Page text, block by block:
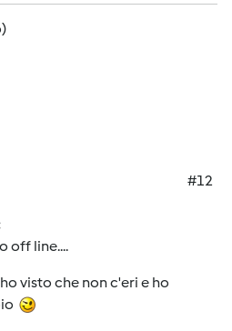
#12
off line....
ho visto che non c'eri e ho